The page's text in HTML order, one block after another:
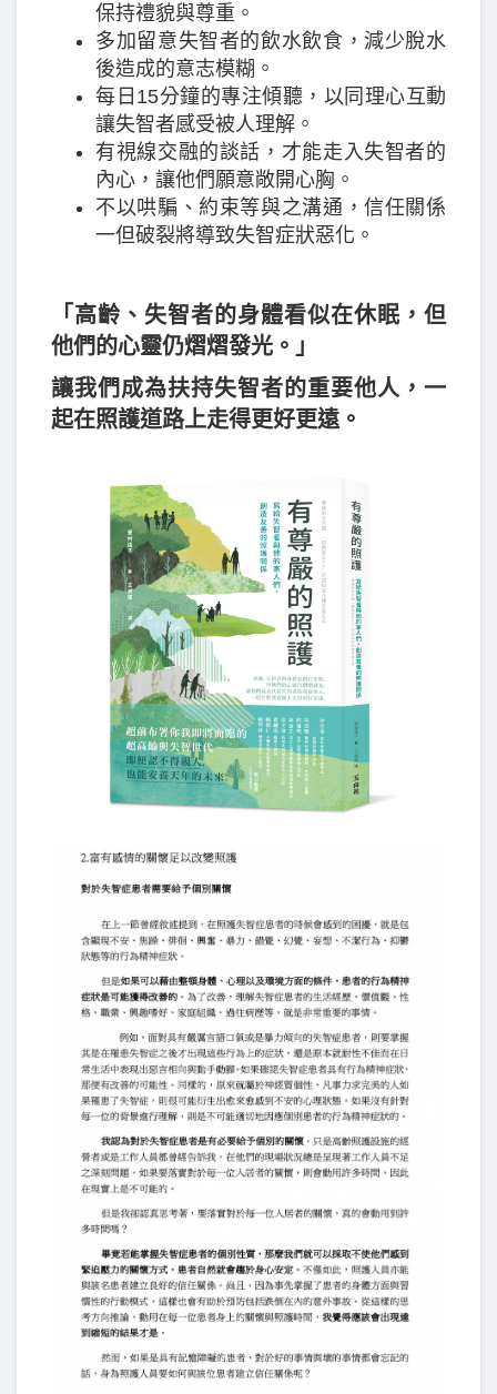
保持禮貌與尊重。
多加留意失智者的飲水飲食，減少脫水
後造成的意志模糊。
每日15分鐘的專注傾聽，以同理心互動
讓失智者感受被人理解。
有視線交融的談話，才能走入失智者的
內心，讓他們願意敞開心胸。
不以哄騙、約束等與之溝通，信任關係
一但破裂將導致失智症狀惡化。
「高齡、失智者的身體看似在休眠，但
他們的心靈仍熠熠發光。」
讓我們成為扶持失智者的重要他人，一
起在照護道路上走得更好更遠。